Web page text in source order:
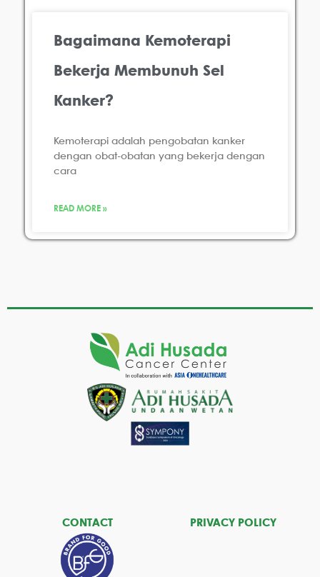
Bagaimana Kemoterapi
Bekerja Membunuh Sel
Kanker?
Kemoterapi adalah pengobatan kanker
dengan obat-obatan yang bekerja dengan
cara
READ MORE »
CONTACT PRIVACY POLICY